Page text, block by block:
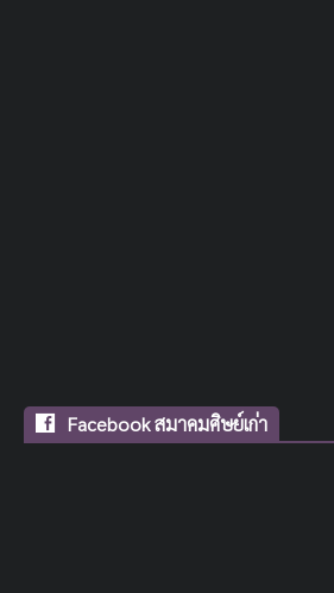
Facebook สมาคมศิษย์เก่า